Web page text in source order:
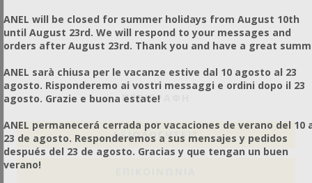
ΠΕΡΙΓΡΑΦΗ
ΑΞΙΟΛΟΓΉΣΕΙΣ
ANEL will be closed for summer holidays from August 10th
until August 23rd. We will respond to your messages and
orders after August 23rd. Thank you and have a great
ANEL sarà chiusa per le vacanze estive dal 10 agosto al 23
agosto. Risponderemo ai vostri messaggi e ordini dopo il 23
agosto. Grazie e buona estate!
ANEL permanecerá cerrada por vacaciones de verano del 10
23 de agosto. Responderemos a sus mensajes y pedidos
después del 23 de agosto. Gracias y que tengan un buen
verano!